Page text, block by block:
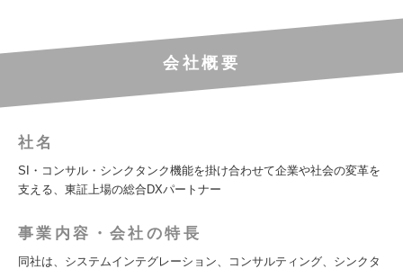
会社概要
社名
SI・コンサル・シンクタンク機能を掛け合わせて企業や社会の変革を
支える、東証上場の総合DXパートナー
事業内容・会社の特長
同社は、システムインテグレーション、コンサルティング、シンクタ